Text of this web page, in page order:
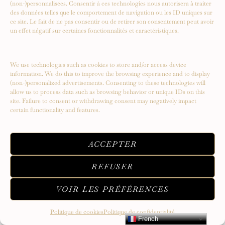
(non-)personnalisées. Consentir à ces technologies nous autorisera à traiter
des données telles que le comportement de navigation ou les ID uniques sur
ce site. Le fait de ne pas consentir ou de retirer son consentement peut avoir
un effet négatif sur certaines fonctionnalités et caractéristiques.
We use technologies such as cookies to store and/or access device
information. We do this to improve the browsing experience and to display
(non-)personalized advertisements. Consenting to these technologies will
allow us to process data such as browsing behavior or unique IDs on this
site. Failure to consent or withdrawing consent may negatively impact
certain functionality and features.
ACCEPTER
REFUSER
VOIR LES PRÉFÉRENCES
Politique de cookiesPolitique de confidentialité
French